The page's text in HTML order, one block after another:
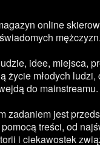
online
mężczyzn.
idee, miejsca,
życie młodych
do mainstreamu.
zadaniem jest
treści, od
i ciekawostek